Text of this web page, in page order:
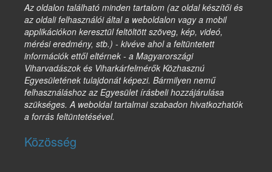
Az oldalon található minden tartalom (az oldal készítői és
az oldali felhasználói által a weboldalon vagy a mobil
applikációkon keresztül feltöltött szöveg, kép, videó,
mérési eredmény, stb.) - kivéve ahol a feltüntetett
információk ettől eltérnek - a Magyarországi
Viharvadászok és Viharkárfelmérők Közhasznú
Egyesületének tulajdonát képezi. Bármilyen nemű
felhasználáshoz az Egyesület írásbeli hozzájárulása
szükséges. A weboldal tartalmai szabadon hivatkozhatók
a forrás feltüntetésével.
Közösség